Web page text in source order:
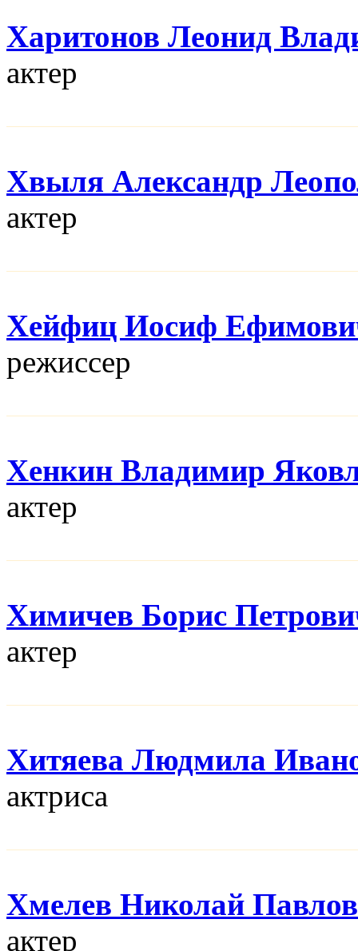
Харитонов Леонид
актер
Хвыля Александр
актер
Хейфиц Иосиф
режисcер
Хенкин Владимир
актер
Химичев Борис
актер
Хитяева Людмила
актриса
Хмелев Николай
актер